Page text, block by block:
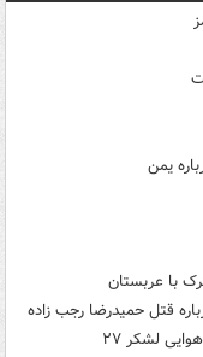
یمن
با عربستان
قتل حمیدرضا رجب زاده
لشکر ۲۷